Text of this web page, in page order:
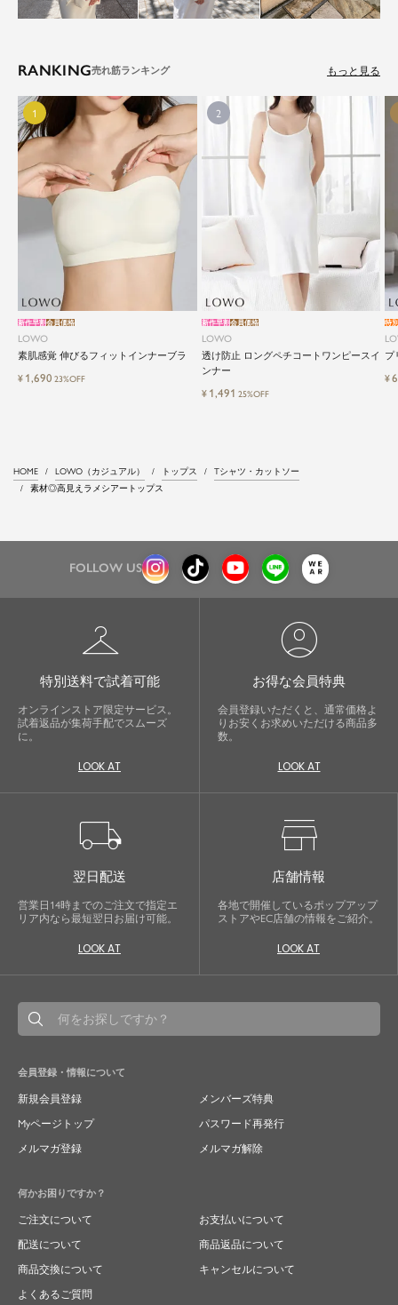
RANKING もっと見る
LOWO
素肌感覚 伸びるフィットインナーブラ
新作早割会員価格
¥ 1,690 23%OFF
LOWO
透け防止 ロングペチコートワンピースイ
ンナー
新作早割会員価格
¥ 1,491 25%OFF
プ
特
¥
HOME LOWO（カジュアル） トップス
Tシャツ・カットソー
素材◎高見えラメシアートップス
FOLLOW US
checkroom
特別送料で試着可能
オンラインストア限定サービス。
試着返品が集荷手配でスムーズ
に。
LOOK AT
account_circle
お得な会員特典
会員登録いただくと、通常価格よ
りお安くお求めいただける商品多
数。
LOOK AT
local_shipping
翌日配送
営業日14時までのご注文で指定エ
リア内なら最短翌日お届け可能。
LOOK AT
store
店舗情報
各地で開催しているポップアップ
ストアやEC店舗の情報をご紹介。
LOOK AT
会員登録・情報について
新規会員登録
メンバーズ特典
Myページトップ
パスワード再発行
メルマガ登録
メルマガ解除
何かお困りですか？
ご注文について
お支払いについて
配送について
商品返品について
商品交換について
キャンセルについて
よくあるご質問